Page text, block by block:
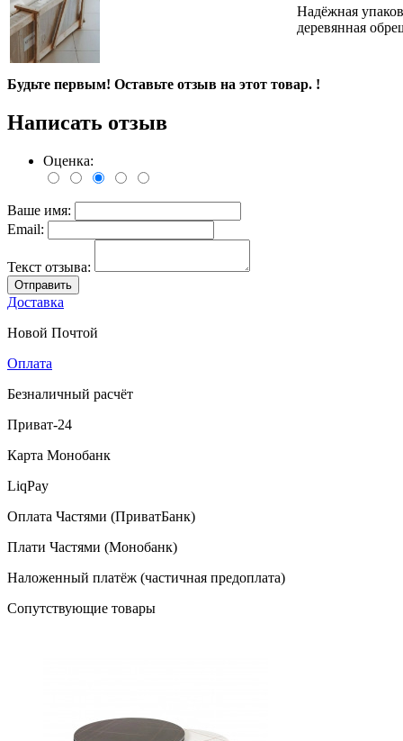
Надёжная
деревянная
Будьте первым! Оставьте отзыв на этот товар. !
Написать отзыв
Оценка:
Ваше имя:
Email:
Текст отзыва:
Отправить
Доставка
Новой Почтой
Оплата
Безналичный расчёт
Приват-24
Карта Монобанк
LiqPay
Оплата Частями (ПриватБанк)
Плати Частями (Монобанк)
Наложенный платёж (частичная предоплата)
Сопутствующие товары